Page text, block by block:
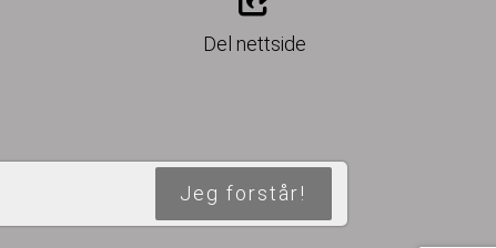
Del nettside
Jeg forstår!